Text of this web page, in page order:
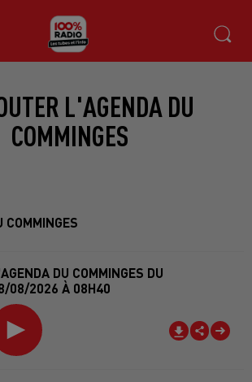
L'AGENDA DU
COMMINGES
COMMINGES
DU COMMINGES DU
08/2026 À 08H40